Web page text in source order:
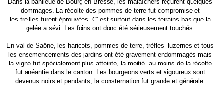
Dans la banlieue de Bourg en Bresse, les maraîchers reçurent quelques
dommages. La récolte des pommes de terre fut compromise et
les treilles furent éprouvées. C' est surtout dans les terrains bas que la
gelée a sévi. Les foins ont donc été sérieusement touchés.
En val de Saône, les haricots, pommes de terre, trèfles, luzernes et tous
les ensemencements des jardins ont été gravement endommagés mais
la vigne fut spécialement plus atteinte, la moitié au moins de la récolte
fut anéantie dans le canton. Les bourgeons verts et vigoureux sont
devenus noirs et pendants; la consternation fut grande et générale.